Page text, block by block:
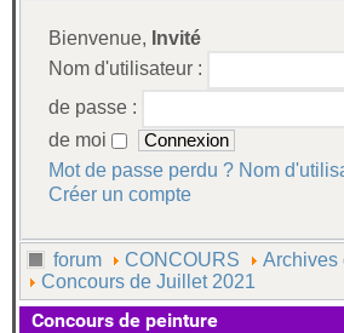
Bienvenue, Invité
Nom d'utilisateur :
de passe :
de moi
Mot de passe perdu ? Nom
Créer un compte
forum CONCOURS
Archives
Concours de Juillet 2021
Concours de peinture